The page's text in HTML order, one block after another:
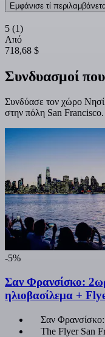
Εμφάνισε τί
5 (1)
Από
718,68 $
Συνδυασμοί
Συνδύασε τον χώρο
στην πόλη San
-5%
Σαν Φρανσίσκο:
ηλιοβασίλεμα +
Σαν Φρανσίσκο:
The Flyer San